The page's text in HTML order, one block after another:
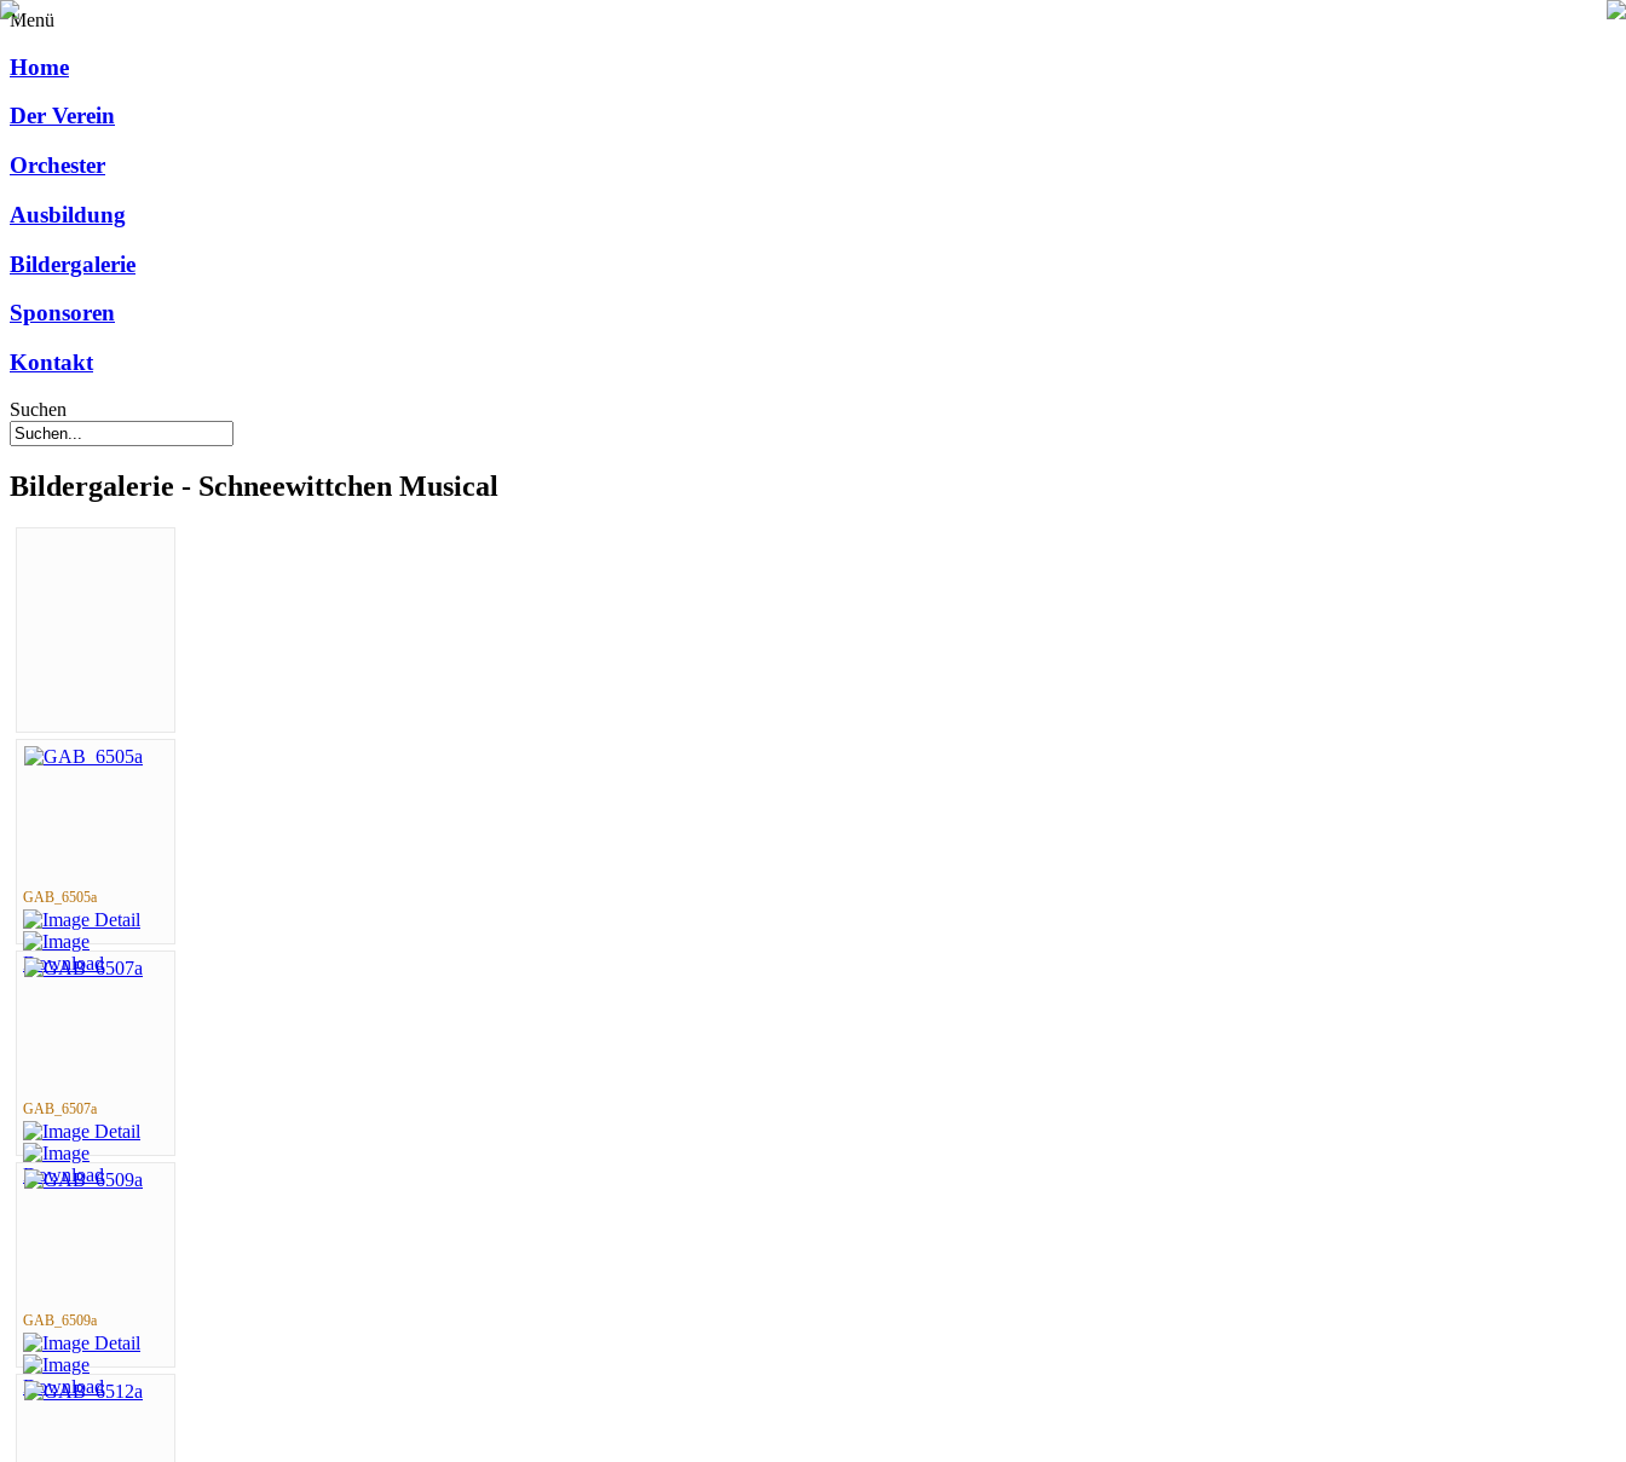
Menü
Home
Der Verein
Orchester
Ausbildung
Bildergalerie
Sponsoren
Kontakt
Suchen
Bildergalerie - Schneewittchen Musical
GAB_6505a
GAB_6507a
GAB_6509a